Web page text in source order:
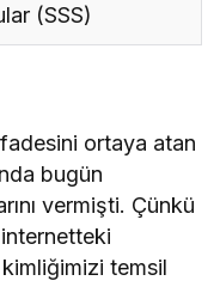
(SSS)
ortaya atan
bugün
vermişti. Çünkü
temsil